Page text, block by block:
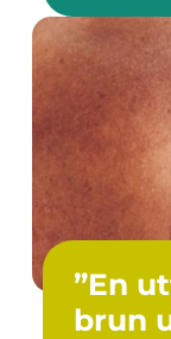
”En
brun